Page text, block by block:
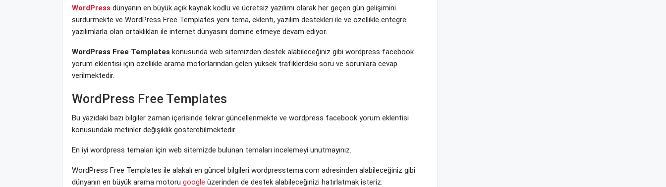
WordPress dünyanın en büyük açık kaynak kodlu ve ücretsiz yazılımı olarak her geçen gün gelişimini
sürdürmekte ve WordPress Free Templates yeni tema, eklenti, yazılım destekleri ile ve özellikle entegre
yazılımlarla olan ortaklıkları ile internet dünyasını domine etmeye devam ediyor.
WordPress Free Templates konusunda web sitemizden destek alabileceğiniz gibi wordpress facebook
yorum eklentisi için özellikle arama motorlarından gelen yüksek trafiklerdeki soru ve sorunlara cevap
verilmektedir.
WordPress Free Templates
Bu yazıdaki bazı bilgiler zaman içerisinde tekrar güncellenmekte ve wordpress facebook yorum eklentisi
konusundaki metinler değişiklik gösterebilmektedir.
En iyi wordpress temaları için web sitemizde bulunan temaları incelemeyi unutmayınız.
WordPress Free Templates ile alakalı en güncel bilgileri wordpresstema.com adresinden alabileceğiniz gibi
dünyanın en büyük arama motoru google üzerinden de destek alabileceğinizi hatırlatmak isteriz.